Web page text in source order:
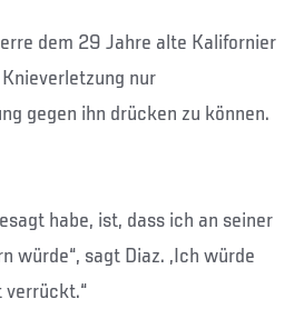
dem 29 Jahre alte Kalifornier
nur
gegen ihn drücken zu können.
habe, ist, dass ich an seiner
würde“, sagt Diaz. „Ich würde
verrückt.“